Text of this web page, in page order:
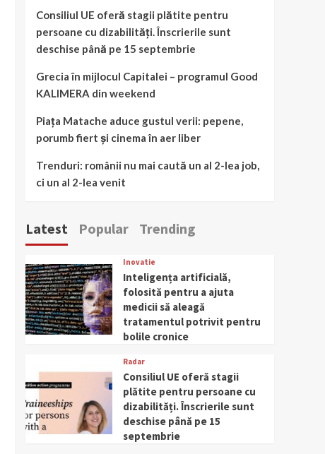
Consiliul UE oferă stagii plătite pentru
persoane cu dizabilități. Înscrierile sunt
deschise până pe 15 septembrie
Grecia în mijlocul Capitalei – programul Good
KALIMERA din weekend
Piața Matache aduce gustul verii: pepene,
porumb fiert și cinema în aer liber
Trenduri: românii nu mai caută un al 2-lea job,
ci un al 2-lea venit
Latest Popular Trending
Inovatie
Inteligența artificială,
folosită pentru a ajuta
medicii să aleagă
tratamentul potrivit pentru
bolile cronice
Radar
Consiliul UE oferă stagii
plătite pentru persoane cu
dizabilități. Înscrierile sunt
deschise până pe 15
septembrie